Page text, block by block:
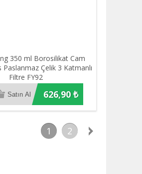
350 ml Borosilikat Cam
Paslanmaz Çelik 3 Katmanlı
Filtre FY92
626,90 ₺
1 2